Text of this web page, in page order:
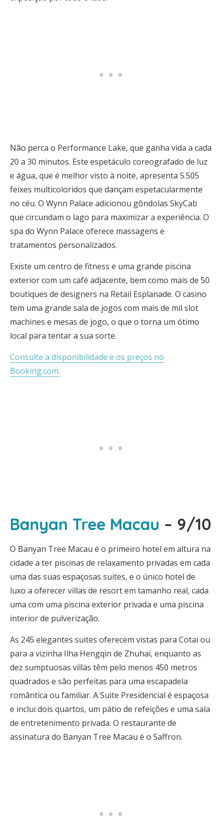
Não perca o Performance Lake, que ganha vida a cada
20 a 30 minutos. Este espetáculo coreografado de luz
e água, que é melhor visto à noite, apresenta 5.505
feixes multicoloridos que dançam espetacularmente
no céu. O Wynn Palace adicionou gôndolas SkyCab
que circundam o lago para maximizar a experiência. O
spa do Wynn Palace oferece massagens e
tratamentos personalizados.
Existe um centro de fitness e uma grande piscina
exterior com um café adjacente, bem como mais de 50
boutiques de designers na Retail Esplanade. O casino
tem uma grande sala de jogos com mais de mil slot
machines e mesas de jogo, o que o torna um ótimo
local para tentar a sua sorte.
Consulte a disponibilidade e os preços no
Booking.com.
Banyan Tree Macau – 9/10
O Banyan Tree Macau é o primeiro hotel em altura na
cidade a ter piscinas de relaxamento privadas em cada
uma das suas espaçosas suites, e o único hotel de
luxo a oferecer villas de resort em tamanho real, cada
uma com uma piscina exterior privada e uma piscina
interior de pulverização.
As 245 elegantes suites oferecem vistas para Cotai ou
para a vizinha Ilha Hengqin de Zhuhai, enquanto as
dez sumptuosas villas têm pelo menos 450 metros
quadrados e são perfeitas para uma escapadela
romântica ou familiar. A Suite Presidencial é espaçosa
e inclui dois quartos, um pátio de refeições e uma sala
de entretenimento privada. O restaurante de
assinatura do Banyan Tree Macau é o Saffron.